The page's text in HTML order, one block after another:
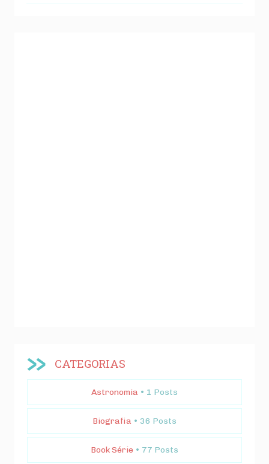
CATEGORIAS
Astronomia • 1 Posts
Biografia • 36 Posts
Book Série • 77 Posts